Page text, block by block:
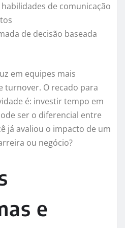
de comunicação
de decisão baseada
em equipes mais
turnover. O recado para
é: investir tempo em
ser o diferencial entre
já avaliou o impacto de um
ou negócio?
e